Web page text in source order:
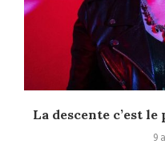
La descente c’est
9